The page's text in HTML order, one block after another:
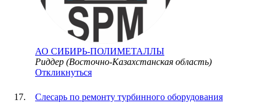
АО СИБИРЬ-ПОЛИМЕТАЛЛЫ
Риддер (Восточно-Казахстанская область)
Откликнуться
Слесарь по ремонту турбинного оборудования